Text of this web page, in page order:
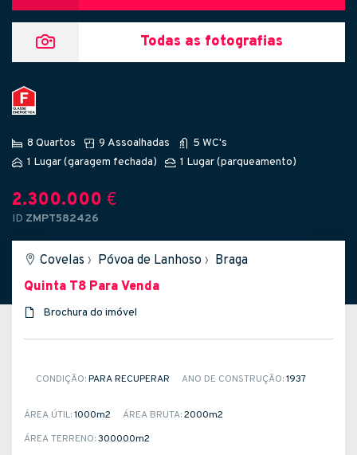
Todas as fotografias
8 Quartos 9 Assoalhadas
5 WC's
1 Lugar (garagem fechada)
1 Lugar (parqueamento)
2.300.000 €
ID ZMPT582426
Covelas › Póvoa de Lanhoso › Braga
Quinta T8 Para Venda
Brochura do imóvel
CONDIÇÃO:PARA RECUPERAR ANO DE CONSTRUÇÃO:1937
ÁREA ÚTIL:1000m2 ÁREA BRUTA:2000m2
ÁREA TERRENO:300000m2